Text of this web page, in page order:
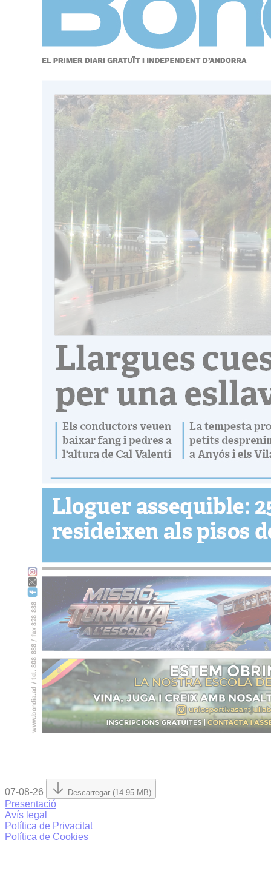
07-08-26 Descarregar (14.95 MB)
Presentació
Avís legal
Política de Privacitat
Política de Cookies